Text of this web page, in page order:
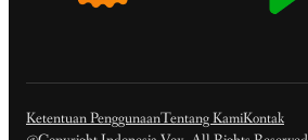
Ketentuan PenggunaanTentang KamiKontak